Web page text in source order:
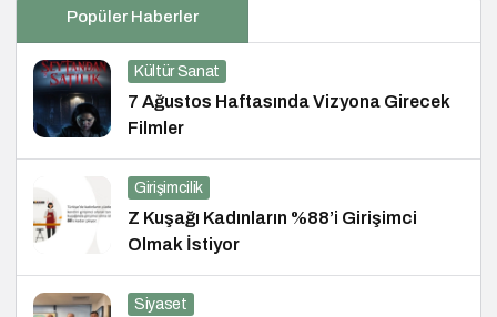
Popüler Haberler
Kültür Sanat
7 Ağustos Haftasında Vizyona Girecek
Filmler
Girişimcilik
Z Kuşağı Kadınların %88’i Girişimci
Olmak İstiyor
Siyaset